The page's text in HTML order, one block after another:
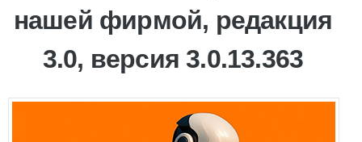
нашей фирмой, редакция
3.0, версия 3.0.13.363